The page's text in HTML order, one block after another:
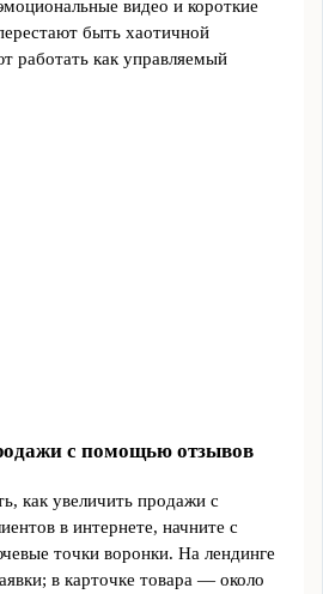
видео и короткие
быть хаотичной
работать как управляемый
с помощью отзывов
как увеличить продажи с
в интернете, начните с
точки воронки. На лендинге
в карточке товара — около